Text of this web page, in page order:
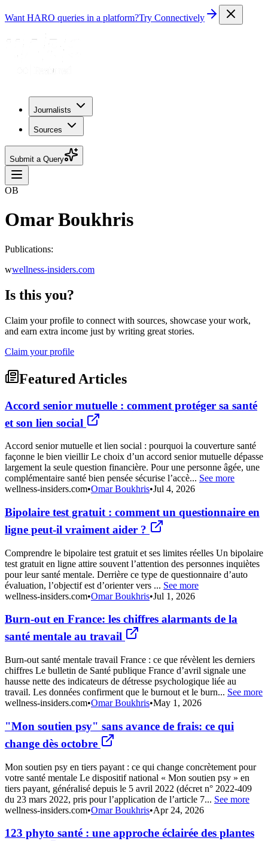
Want HARO queries in a platform?Try Connectively
Journalists
Sources
Submit a Query
OB
Omar Boukhris
Publications:
wwellness-insiders.com
Is this you?
Claim your profile to connect with sources, showcase your work,
and earn extra income just by writing great stories.
Claim your profile
Featured Articles
Accord senior mutuelle : comment protéger sa santé
et son lien social
Accord senior mutuelle et lien social : pourquoi la couverture santé
façonne le bien vieillir Le choix d’un accord senior mutuelle dépasse
largement la seule question financière. Pour une personne âgée, une
complémentaire santé bien pensée sécurise l’accè... See more
wellness-insiders.com•Omar Boukhris•Jul 4, 2026
Bipolaire test gratuit : comment un questionnaire en
ligne peut-il vraiment aider ?
Comprendre le bipolaire test gratuit et ses limites réelles Un bipolaire
test gratuit en ligne attire souvent l’attention des personnes inquiètes
pour leur santé mentale. Derrière ce type de questionnaire d’auto
évaluation, l’objectif est d’orienter vers ... See more
wellness-insiders.com•Omar Boukhris•Jul 1, 2026
Burn-out en France: les chiffres alarmants de la
santé mentale au travail
Burn-out santé mentale travail France : ce que révèlent les derniers
chiffres Le bulletin de Santé publique France d’avril signale une
hausse nette des indicateurs de détresse psychologique liée au
travail. Les données confirment que le burnout et le burn... See more
wellness-insiders.com•Omar Boukhris•May 1, 2026
"Mon soutien psy" sans avance de frais: ce qui
change dès octobre
Mon soutien psy en tiers payant : ce qui change concrètement pour
votre santé mentale Le dispositif national « Mon soutien psy » en
tiers payant, généralisé depuis le 5 avril 2022 (décret n° 2022-409
du 23 mars 2022, pris pour l’application de l’article 7... See more
wellness-insiders.com•Omar Boukhris•Apr 24, 2026
123 phyto santé : une approche éclairée des plantes